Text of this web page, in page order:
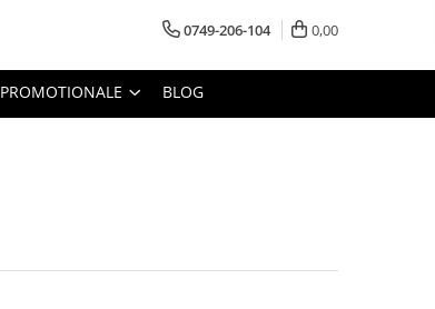
0749-206-104 0,00
PROMOTIONALE BLOG